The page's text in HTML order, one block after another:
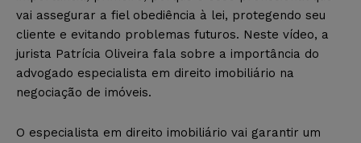
vai assegurar a fiel obediência à lei, protegendo seu
cliente e evitando problemas futuros. Neste vídeo, a
jurista Patrícia Oliveira fala sobre a importância do
advogado especialista em direito imobiliário na
negociação de imóveis.
O especialista em direito imobiliário vai garantir um